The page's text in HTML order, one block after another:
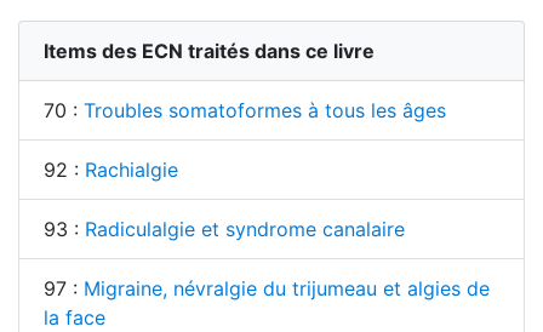
Items des ECN traités dans ce livre
70 : Troubles somatoformes à tous les âges
92 : Rachialgie
93 : Radiculalgie et syndrome canalaire
97 : Migraine, névralgie du trijumeau et algies de
la face